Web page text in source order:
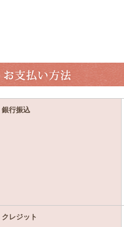
銀行振込
クレジット